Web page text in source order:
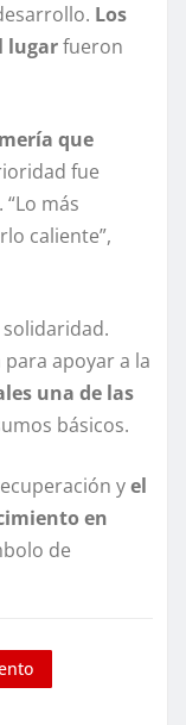
Los
lugarfueron
que
fue
más
caliente”,
apoyar a la
una de las
básicos.
yel
en
de